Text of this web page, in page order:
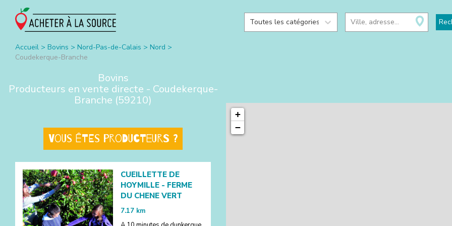
Toutes les catégories Ville, adresse...
Accueil > Bovins > Nord-Pas-de-Calais > Nord >
Coudekerque-Branche
Bovins
Producteurs en vente directe - Coudekerque-
Branche (59210)
Vous êtes producteurs ?
CUEILLETTE DE
HOYMILLE - FERME
DU CHENE VERT
7.17 km
+
−